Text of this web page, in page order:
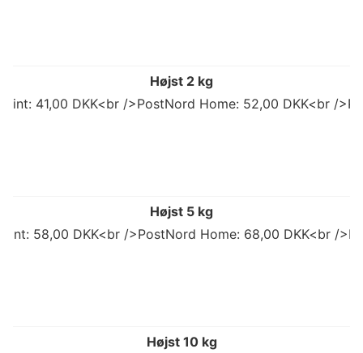
Højst 2 kg
41,00 DKK<br />PostNord Home: 52,00 DKK<br /
Højst 5 kg
58,00 DKK<br />PostNord Home: 68,00 DKK<br /
Højst 10 kg